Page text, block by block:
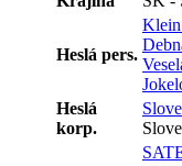
Heslá pers.
Klein
Heslá
korp.